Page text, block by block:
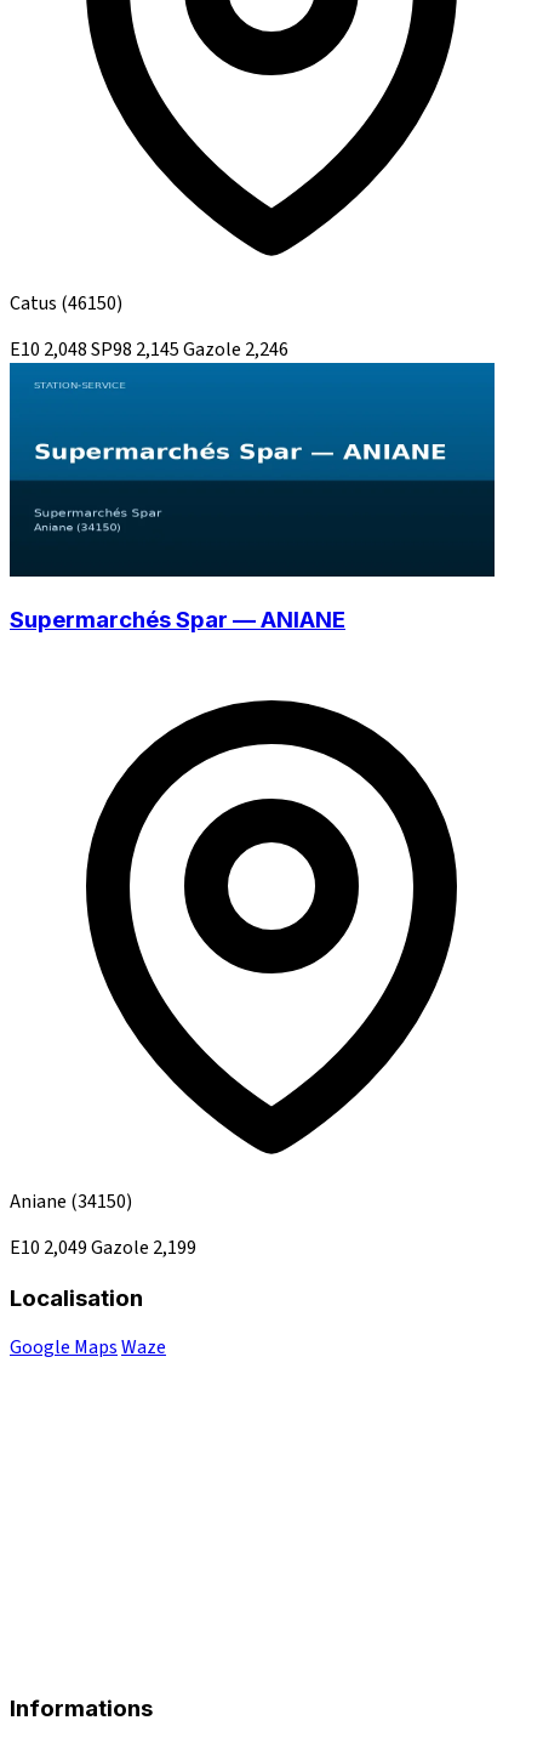
Catus (46150)
E10 2,048SP98 2,145Gazole 2,246
Supermarchés Spar — ANIANE
Aniane (34150)
E10 2,049Gazole 2,199
Localisation
Google MapsWaze
Informations